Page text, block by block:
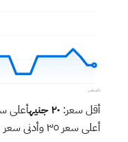
٧ أغسطس
أقل سعر: ٢٠ جنيهأعلى
أعلى سعر ٣٥ وأدنى سعر